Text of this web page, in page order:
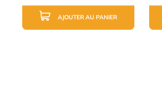
AJOUTER AU PANIER